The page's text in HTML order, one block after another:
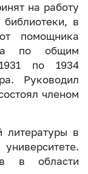
на работу
в
помощника
по общим
по 1934
Руководил
членом
литературы в
в области